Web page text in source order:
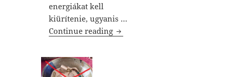
energiákat kell
kiürítenie, ugyanis …
Continue reading Ásványok sóval való tisztítása